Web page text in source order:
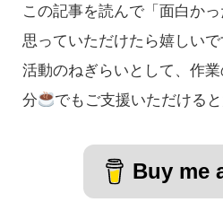
この記事を読んで「面白か
思っていただけたら嬉しいで
活動のねぎらいとして、作
分
でもご支援いただける
Buy me